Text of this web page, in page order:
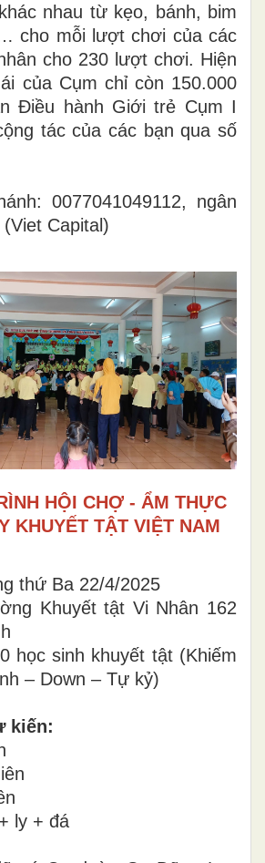
nhau từ kẹo, bánh, bim
cho mỗi lượt chơi của các
cho 230 lượt chơi. Hiện
của Cụm chỉ còn 150.000
Điều hành Giới trẻ Cụm I
tác của các bạn qua số
0077041049112, ngân
Capital)
HỘI CHỢ - ẨM THỰC
KHUYẾT TẬT VIỆT NAM
thứ Ba 22/4/2025
Khuyết tật Vi Nhân 162
học sinh khuyết tật (Khiếm
– Down – Tự kỷ)
kiến:
ly + đá